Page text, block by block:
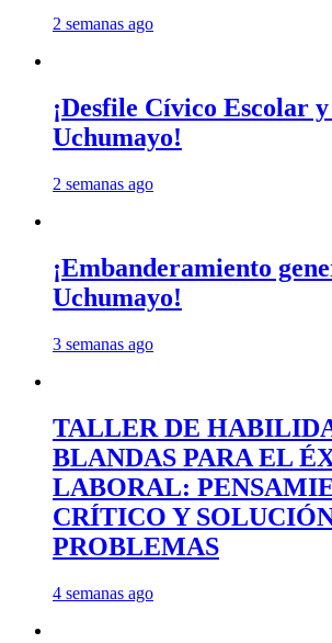
2 semanas ago
¡Desfile Cívico Escolar
Uchumayo!
2 semanas ago
¡Embanderamiento
Uchumayo!
3 semanas ago
TALLER DE
BLANDAS PARA EL
LABORAL:
CRÍTICO Y
PROBLEMAS
4 semanas ago